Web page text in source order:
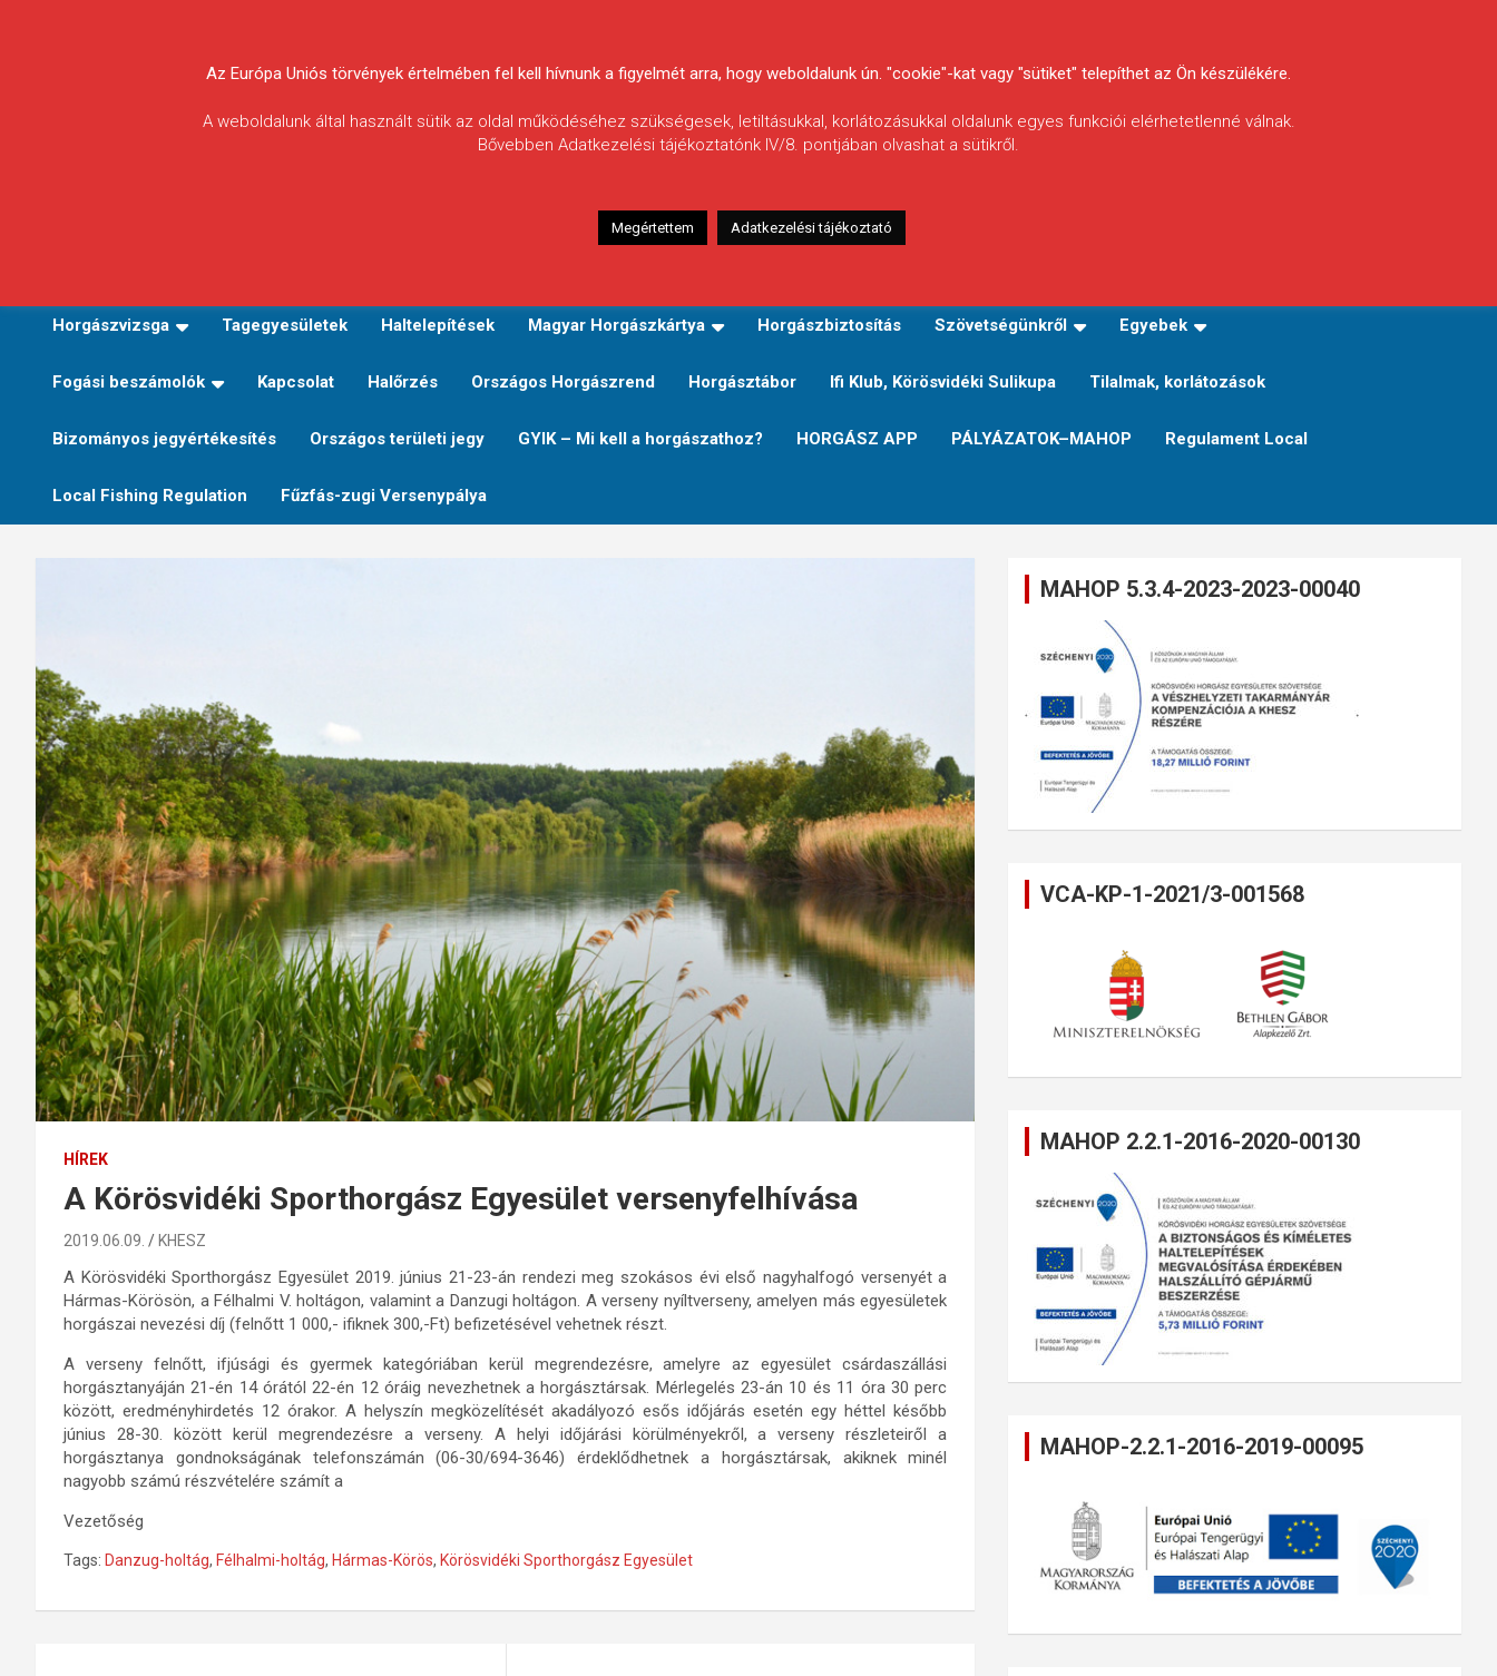
Körösvidéki Horgász
Egyesületek
Horgászvizsga Tagegyesületek Haltelepítések Magyar Horgászkártya Horgászbiztosítás Szövetségünkről Egyebek
Fogási beszámolók Kapcsolat Halőrzés Országos Horgászrend Horgásztábor Ifi Klub, Körösvidéki Sulikupa Tilalmak, korlátozások
Bizományos jegyértékesítés Országos területi jegy GYIK – Mi kell a horgászathoz? HORGÁSZ APP PÁLYÁZATOK–MAHOP Regulament Local
Local Fishing Regulation Fűzfás-zugi Versenypálya
HÍREK
A Körösvidéki Sporthorgász Egyesület versenyfelhívása
2019.06.09. KHESZ
A Körösvidéki Sporthorgász Egyesület 2019. június 21-23-án rendezi meg szokásos évi első nagyhalfogó versenyét a
Hármas-Körösön, a Félhalmi V. holtágon, valamint a Danzugi holtágon. A verseny nyíltverseny, amelyen más egyesületek
horgászai nevezési díj (felnőtt 1 000,- ifiknek 300,-Ft) befizetésével vehetnek részt.
A verseny felnőtt, ifjúsági és gyermek kategóriában kerül megrendezésre, amelyre az egyesület csárdaszállási
horgásztanyáján 21-én 14 órától 22-én 12 óráig nevezhetnek a horgásztársak. Mérlegelés 23-án 10 és 11 óra 30 perc
között, eredményhirdetés 12 órakor. A helyszín megközelítését akadályozó esős időjárás esetén egy héttel később
június 28-30. között kerül megrendezésre a verseny. A helyi időjárási körülményekről, a verseny részleteiről a
horgásztanya gondnokságának telefonszámán (06-30/694-3646) érdeklődhetnek a horgásztársak, akiknek minél
nagyobb számú részvételére számít a
Vezetőség
Tags: Danzug-holtág, Félhalmi-holtág, Hármas-Körös, Körösvidéki Sporthorgász Egyesület
MAHOP 5.3.4-2023-2023-00040
VCA-KP-1-2021/3-001568
MAHOP 2.2.1-2016-2020-00130
MAHOP-2.2.1-2016-2019-00095
Az Európa Uniós törvények értelmében fel kell hívnunk a figyelmét arra, hogy weboldalunk ún. "cookie"-kat vagy "sütiket" telepíthet az Ön készülékére.
A weboldalunk által használt sütik az oldal működéséhez szükségesek, letiltásukkal, korlátozásukkal oldalunk egyes funkciói elérhetetlenné válnak.
Bővebben Adatkezelési tájékoztatónk IV/8. pontjában olvashat a sütikről.
Megértettem Adatkezelési tájékoztató